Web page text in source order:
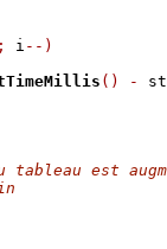
; i --)
() -
est